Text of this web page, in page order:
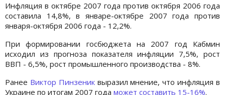
Инфляция в октябре 2007 года против октября 2006 года
составила 14,8%, в январе-октябре 2007 года против
января-октября 2006 года - 12,2%.
При формировании госбюджета на 2007 год Кабмин
исходил из прогноза показателя инфляции 7,5%, рост
ВВП - 6,5%, рост промышленного производства - 8%.
Ранее Виктор Пинзениквыразил мнение, что инфляция в
Украине по итогам 2007 года может составить 15-16%.